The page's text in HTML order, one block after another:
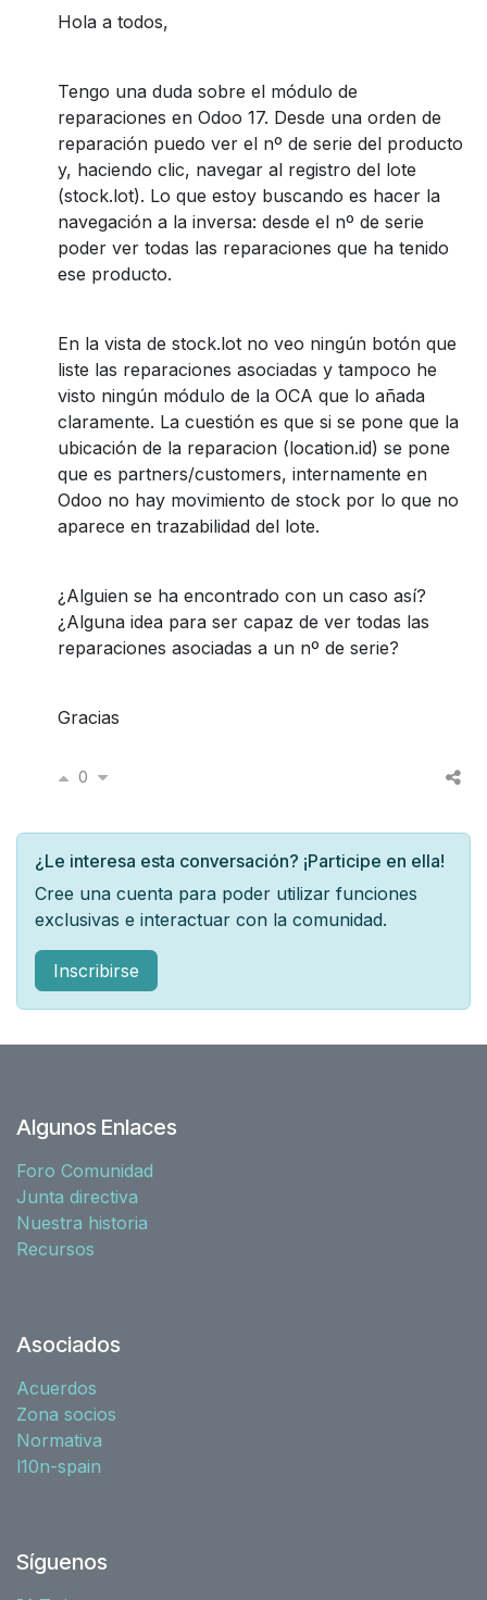
Hola a todos,
Tengo una duda sobre el módulo de
reparaciones en Odoo 17. Desde una orden de
reparación puedo ver el nº de serie del producto
y, haciendo clic, navegar al registro del lote
(stock.lot). Lo que estoy buscando es hacer la
navegación a la inversa: desde el nº de serie
poder ver todas las reparaciones que ha tenido
ese producto.
En la vista de stock.lot no veo ningún botón que
liste las reparaciones asociadas y tampoco he
visto ningún módulo de la OCA que lo añada
claramente. La cuestión es que si se pone que la
ubicación de la reparacion (location.id) se pone
que es partners/customers, internamente en
Odoo no hay movimiento de stock por lo que no
aparece en trazabilidad del lote.
¿Alguien se ha encontrado con un caso así?
¿Alguna idea para ser capaz de ver todas las
reparaciones asociadas a un nº de serie?
Gracias
0
¿Le interesa esta conversación? ¡Participe en ella!
Cree una cuenta para poder utilizar funciones
exclusivas e interactuar con la comunidad.
Inscribirse
Algunos Enlaces
Foro Comunidad
Junta directiva
Nuestra historia
Recursos
Asociados
Acuerdos
Zona socios
Normativa
l10n-spain
Síguenos